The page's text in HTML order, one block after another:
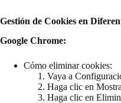
Gestión de Cookies en
Google Chrome:
Cómo eliminar cookies:
Vaya a
Haga clic en
Haga clic en